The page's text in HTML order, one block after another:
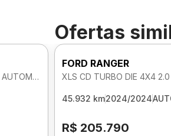
Ofertas
LIMITED CD TURBO DIE 4WD 3.0 AUTOMATICO
FORD RANGER
XLS CD TURBO DIE 4X4
45.932 km2024/2024
R$ 205.790